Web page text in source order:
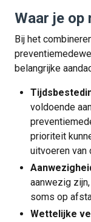
Waar je op
Bij het
belangrijke
voldoende
prioriteit
uitvoeren van
aanwezig
soms op
Wettelijke